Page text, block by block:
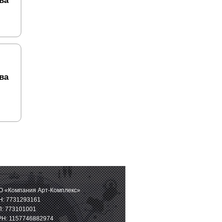
«Компания Арт-Комплекс»
7731293161
773101001
1157746882974